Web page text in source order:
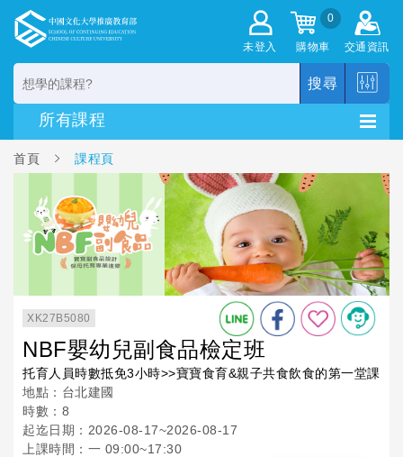
未登入
0
購物車 交通資訊
搜尋
首頁 課程頁
XK27B5080
NBF嬰幼兒副食品檢定班
托育人員時數抵免3小時>>寶寶食育&親子共食飲食的第一堂課
地點：台北建國
時數：8
起迄日期：2026-08-17~2026-08-17
上課時間：一 09:00~17:30